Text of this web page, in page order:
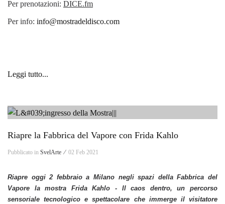
Per prenotazioni: DICE.fm
Per info: info@mostradeldisco.com
Leggi tutto...
Riapre la Fabbrica del Vapore con Frida Kahlo
Pubblicato in SvelArte ⁄ 02 Feb 2021
Riapre oggi 2 febbraio a Milano negli spazi della Fabbrica del
Vapore la mostra Frida Kahlo - Il caos dentro, un percorso
sensoriale tecnologico e spettacolare che immerge il visitatore